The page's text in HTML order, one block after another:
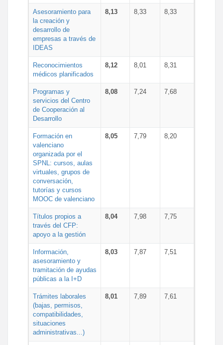
Asesoramiento para
la creación y
desarrollo de
empresas a través de
IDEAS
8,13 8,33 8,33
Reconocimientos
médicos planificados
8,12 8,01 8,31
Programas y
servicios del Centro
de Cooperación al
Desarrollo
8,08 7,24 7,68
Formación en
valenciano
organizada por el
SPNL: cursos, aulas
virtuales, grupos de
conversación,
tutorías y cursos
MOOC de valenciano
8,05 7,79 8,20
Títulos propios a
través del CFP:
apoyo a la gestión
8,04 7,98 7,75
Información,
asesoramiento y
tramitación de ayudas
públicas a la I+D
8,03 7,87 7,51
Trámites laborales
(bajas, permisos,
compatibilidades,
situaciones
administrativas...)
8,01 7,89 7,61